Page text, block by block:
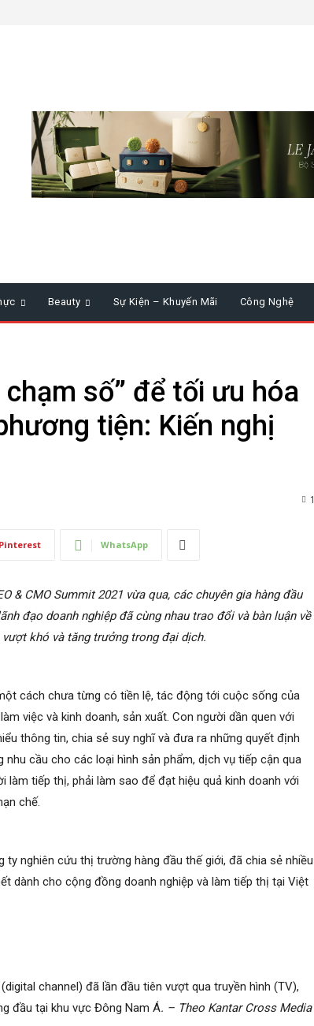
Beauty Sự Kiện – Khuyến Mãi Công Nghệ
số” để tối ưu hóa
tiện: Kiến nghị
1
Pinterest WhatsApp
& CMO Summit 2021 vừa qua, các chuyên gia hàng đầu
đạo doanh nghiệp đã cùng nhau trao đổi và bàn luận về
khó và tăng trưởng trong đại dịch.
cách chưa từng có tiền lệ, tác động tới cuộc sống của
việc và kinh doanh, sản xuất. Con người dần quen với
thông tin, chia sẻ suy nghĩ và đưa ra những quyết định
cầu cho các loại hình sản phẩm, dịch vụ tiếp cận qua
làm tiếp thị, phải làm sao để đạt hiệu quả kinh doanh với
chế.
ty nghiên cứu thị trường hàng đầu thế giới, đã chia sẻ nhiều
dành cho cộng đồng doanh nghiệp và làm tiếp thị tại Việt
channel) đã lần đầu tiên vượt qua truyền hình (TV),
đầu tại khu vực Đông Nam Á. – Theo Kantar Cross Media